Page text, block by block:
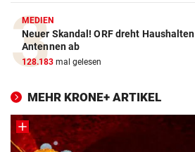
MEDIEN
Neuer Skandal! ORF dreht Haushalten
Antennen ab
128.183 mal gelesen
MEHR KRONE+ ARTIKEL